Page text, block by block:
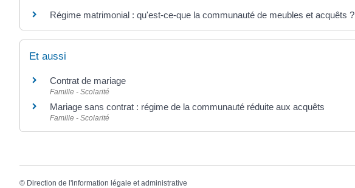
Régime matrimonial : qu'est-ce-que la communauté de meubles et acquêts ?
Et aussi
Contrat de mariage
Famille - Scolarité
Mariage sans contrat : régime de la communauté réduite aux acquêts
Famille - Scolarité
© Direction de l'information légale et administrative